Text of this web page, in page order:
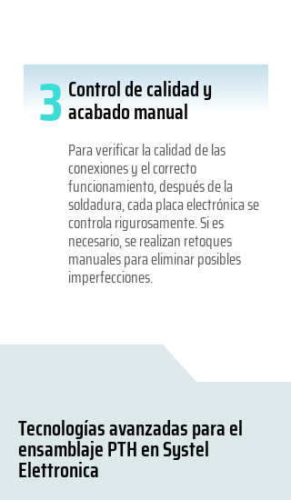
Control de calidad y
acabado manual
3
Para verificar la calidad de las
conexiones y el correcto
funcionamiento, después de la
soldadura, cada placa electrónica se
controla rigurosamente. Si es
necesario, se realizan retoques
manuales para eliminar posibles
imperfecciones.
Tecnologías avanzadas para el
ensamblaje PTH en Systel
Elettronica